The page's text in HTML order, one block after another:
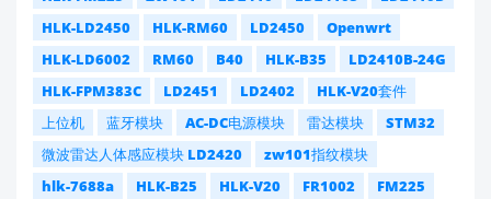
HLK-LD2450
HLK-RM60 LD2450
Openwrt
HLK-LD6002
RM60 B40 HLK-B35
LD2410B-24G
HLK-FPM383C
LD2451 LD2402
HLK-V20套件
上位机
蓝牙模块 AC-DC电源模块 雷达模块
STM32
微波雷达人体感应模块 LD2420
zw101指纹模块
hlk-7688a
HLK-B25 HLK-V20 FR1002
FM225